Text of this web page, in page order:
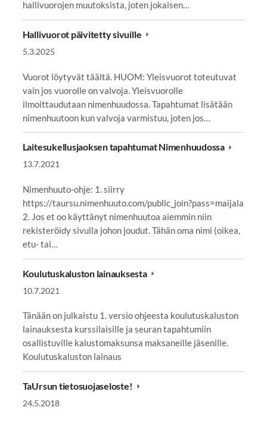
hallivuorojen muutoksista, joten jokaisen…
Hallivuorot päivitetty sivuille
5.3.2025
Vuorot löytyvät täältä. HUOM: Yleisvuorot toteutuvat
vain jos vuorolle on valvoja. Yleisvuorolle
ilmoittaudutaan nimenhuudossa. Tapahtumat lisätään
nimenhuutoon kun valvoja varmistuu, joten jos…
Laitesukellusjaoksen tapahtumat Nimenhuudossa
13.7.2021
Nimenhuuto-ohje: 1. siirry
https://taursu.nimenhuuto.com/public_join?pass=maijala
2. Jos et oo käyttänyt nimenhuutoa aiemmin niin
rekisteröidy sivulla johon joudut. Tähän oma nimi (oikea,
etu- tai…
Koulutuskaluston lainauksesta
10.7.2021
Tänään on julkaistu 1. versio ohjeesta koulutuskaluston
lainauksesta kurssilaisille ja seuran tapahtumiin
osallistuville kalustomaksunsa maksaneille jäsenille.
Koulutuskaluston lainaus
TaUrsun tietosuojaseloste!
24.5.2018